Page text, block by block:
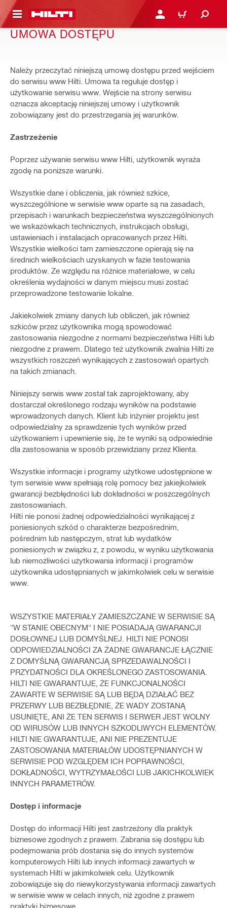
GŁÓWNEJ ZALOGUJ SIĘ LUB
KOSZYK
UMOWA DOSTĘPU
Należy przeczytać niniejszą umowę dostępu przed wejściem
do serwisu www Hilti. Umowa ta reguluje dostęp i
użytkowanie serwisu www. Wejście na strony serwisu
oznacza akceptację niniejszej umowy i użytkownik
zobowiązany jest do przestrzegania jej warunków.
Zastrzeżenie
Poprzez używanie serwisu www Hilti, użytkownik wyraża
zgodę na poniższe warunki.
Wszystkie dane i obliczenia, jak również szkice,
wyszczególnione w serwisie www oparte są na zasadach,
przepisach i warunkach bezpieczeństwa wyszczególnionych
we wskazówkach technicznych, instrukcjach obsługi,
ustawieniach i instalacjach opracowanych przez Hilti.
Wszystkie wielkości tam zamieszczone opierają się na
średnich wielkościach uzyskanych w fazie testowania
produktów. Ze względu na różnice materiałowe, w celu
określenia wydajności w danym miejscu musi zostać
przeprowadzone testowanie lokalne.
Jakiekolwiek zmiany danych lub obliczeń, jak również
szkiców przez użytkownika mogą spowodować
zastosowania niezgodne z normami bezpieczeństwa Hilti lub
niezgodne z prawem. Dlatego też użytkownik zwalnia Hilti ze
wszystkich roszczeń wynikających z zastosowań opartych
na takich zmianach.
Niniejszy serwis www został tak zaprojektowany, aby
dostarczał określonego rodzaju wyników na podstawie
wprowadzonych danych. Klient lub inżynier projektu jest
odpowiedzialny za sprawdzenie tych wyników przed
użytkowaniem i upewnienie się, że te wyniki są odpowiednie
dla zastosowania w sposób przewidziany przez Klienta.
Wszystkie informacje i programy użytkowe udostępnione w
tym serwisie www spełniają rolę pomocy bez jakiejkolwiek
gwarancji bezbłędności lub dokładności w poszczególnych
zastosowaniach.
Hilti nie ponosi żadnej odpowiedzialności wynikającej z
poniesionych szkód o charakterze bezpośrednim,
pośrednim lub następczym, strat lub wydatków
poniesionych w związku z, z powodu, w wyniku użytkowania
lub niemożliwości użytkowania informacji i programów
użytkownika udostępnianych w jakimkolwiek celu w serwisie
www.
WSZYSTKIE MATERIAŁY ZAMIESZCZANE W SERWISIE SĄ
"W STANIE OBECNYM" I NIE POSIADAJĄ GWARANCJI
DOSŁOWNEJ LUB DOMYŚLNEJ. HILTI NIE PONOSI
ODPOWIEDZIALNOŚCI ZA ŻADNE GWARANCJE ŁĄCZNIE
Z DOMYŚLNĄ GWARANCJĄ SPRZEDAWALNOŚCI I
PRZYDATNOŚCI DLA OKREŚLONEGO ZASTOSOWANIA.
HILTI NIE GWARANTUJE, ŻE FUNKCJONALNOŚCI
ZAWARTE W SERWISIE SĄ LUB BĘDĄ DZIAŁAĆ BEZ
PRZERWY LUB BEZBŁĘDNIE, ŻE WADY ZOSTANĄ
USUNIĘTE, ANI ŻE TEN SERWIS I SERWER JEST WOLNY
OD WIRUSÓW LUB INNYCH SZKODLIWYCH ELEMENTÓW.
HILTI NIE GWARANTUJE, ANI NIE PREZENTUJE
ZASTOSOWANIA MATERIAŁÓW UDOSTĘPNIANYCH W
SERWISIE POD WZGLĘDEM ICH POPRAWNOŚCI,
DOKŁADNOŚCI, WYTRZYMAŁOŚCI LUB JAKICHKOLWIEK
INNYCH PARAMETRÓW.
Dostęp i informacje
Dostęp do informacji Hilti jest zastrzeżony dla praktyk
biznesowe zgodnych z prawem. Zabrania się dostępu lub
podejmowania prób dostania się do innych systemów
komputerowych Hilti lub innych informacji zawartych w
systemach Hilti w jakimkolwiek celu. Użytkownik
zobowiązuje się do niewykorzystywania informacji zawartych
w serwisie www w celach innych, niż zgodne z prawem
praktyki biznesowe.